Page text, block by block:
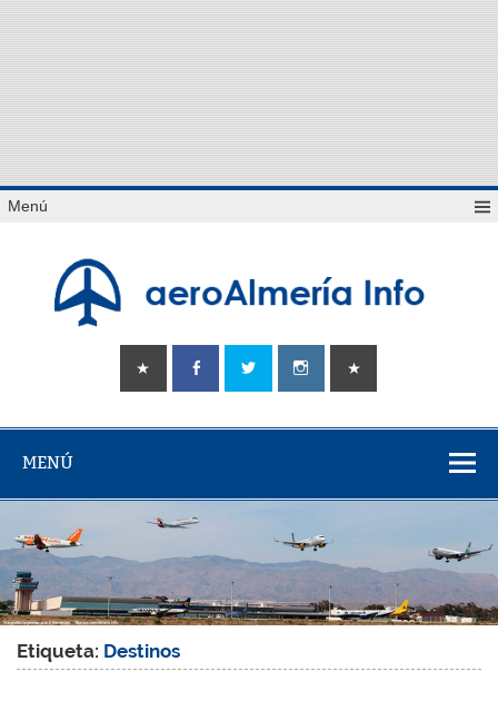
Saltar
alMenú
aeroAlmería
info
Tu portal sobre el aeropuerto de Almería
MENÚ
Etiqueta: Destinos